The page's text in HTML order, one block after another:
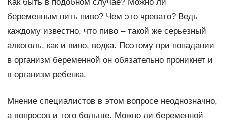
Как быть в подобном случае? Можно ли
беременным пить пиво? Чем это чревато? Ведь
каждому известно, что пиво – такой же серьезный
алкоголь, как и вино, водка. Поэтому при попадании
в организм беременной он обязательно проникнет и
в организм ребенка.
Мнение специалистов в этом вопросе неоднозначно,
а вопросов и того больше. Можно ли беременной